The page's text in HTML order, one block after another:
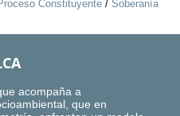
Constituyente / Soberanía
acompaña a
que en